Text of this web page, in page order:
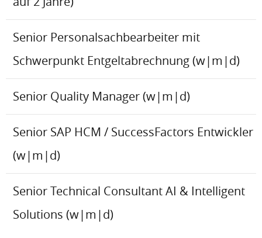
Senior Personalsachbearbeiter mit
Schwerpunkt Entgeltabrechnung (w|m|d)
Senior Quality Manager (w|m|d)
Senior SAP HCM / SuccessFactors Entwickler
(w|m|d)
Senior Technical Consultant AI & Intelligent
Solutions (w|m|d)